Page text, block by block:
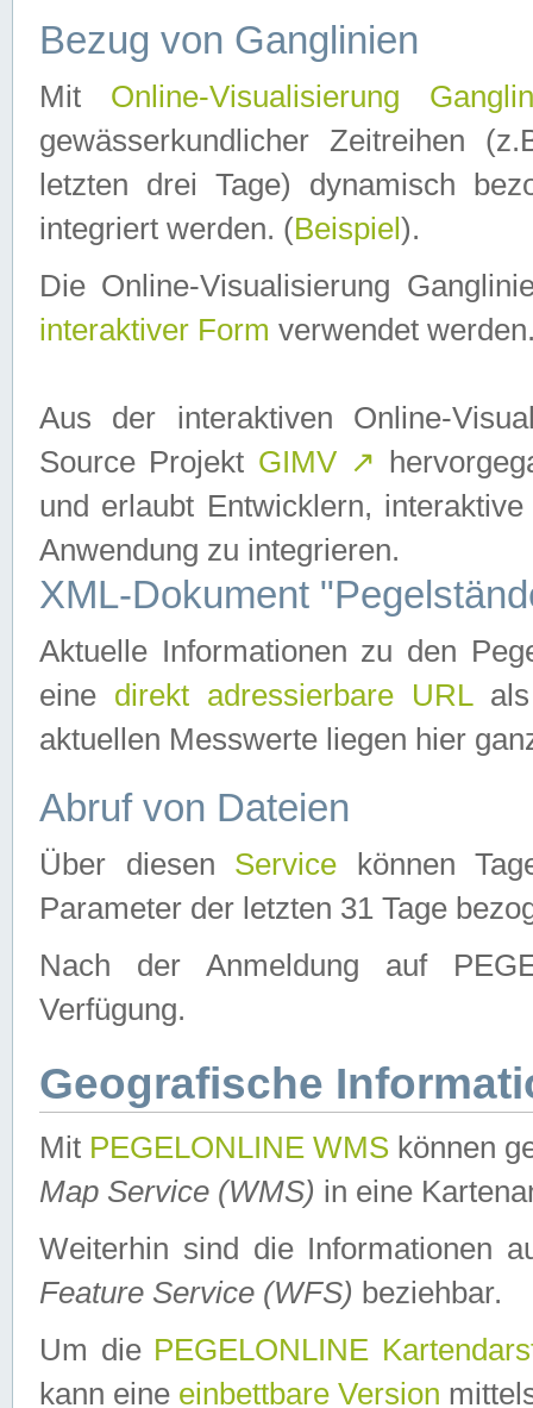
Bezug von Ganglinien
Mit Online-Visualisierung
gewässerkundlicher Zeitreihen
letzten drei Tage) dynamisch
integriert werden. (Beispiel ).
Die Online-Visualisierung
interaktiver Form verwendet
Aus der interaktiven Online-
Source Projekt GIMV ↗
und erlaubt Entwicklern,
Anwendung zu integrieren.
XML-Dokument
Aktuelle Informationen zu den
eine direkt adressierbare URLals
aktuellen Messwerte liegen hier
Abruf von Dateien
Über diesen Service können
Parameter der letzten 31 Tage
Nach der Anmeldung auf
Verfügung.
Geografische
Mit PEGELONLINE WMS können
Map Service (WMS) in eine
Weiterhin sind die Informationen
Feature Service (WFS) beziehbar.
Um die PEGELONLINE
kann eine einbettbare Version